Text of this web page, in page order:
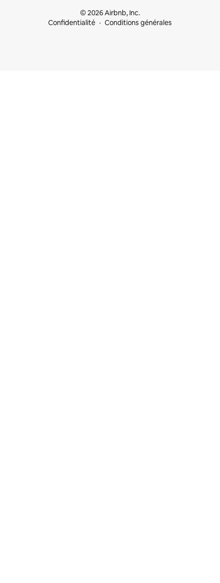
© 2026 Airbnb, Inc.
Confidentialité
Conditions générales